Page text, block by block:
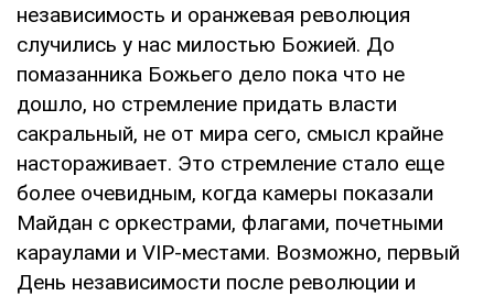
независимость и оранжевая революция
случились у нас мило­стью Божией. До
помазанника Божьего дело пока что не
дошло, но стремление придать власти
сакральный, не от мира сего, смысл крайне
настораживает. Это стремление стало еще
более очевидным, когда камеры показали
Майдан с оркестрами, флагами, почетными
караулами и VIP-местами. Возможно, первый
День независимости после революции и